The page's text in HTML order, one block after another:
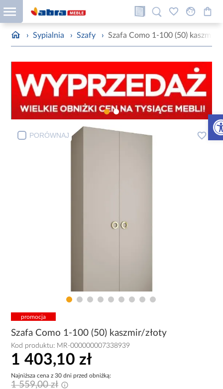
› Sypialnia › Szafy › Szafa Como 1-100 (50) kaszmir/
PORÓWNAJ
promocja
Szafa Como 1-100 (50) kaszmir/złoty
Kod produktu: MR-000000007338939
1 403,10 zł
Najniższa cena z 30 dni przed obniżką:
1 559,00 zł